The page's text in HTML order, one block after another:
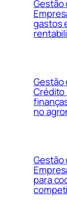
Gestão
gastos
Gestão
Crédito
no
Gestão
para